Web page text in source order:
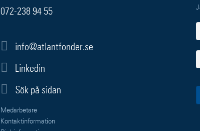
072-238 94 55
info@atlantfonder.se
Linkedin
Sök på sidan
Medarbetare
Kontaktinformation